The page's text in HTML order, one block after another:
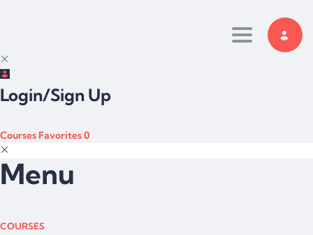
Toggle
Login/Sign Up
CoursesFavorites0
Menu
COURSES